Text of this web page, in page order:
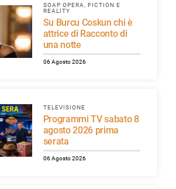
SOAP OPERA, FICTION E
REALITY
Su Burcu Coskun chi è
attrice di Racconto di
una notte
06 Agosto 2026
TELEVISIONE
Programmi TV sabato 8
agosto 2026 prima
serata
06 Agosto 2026